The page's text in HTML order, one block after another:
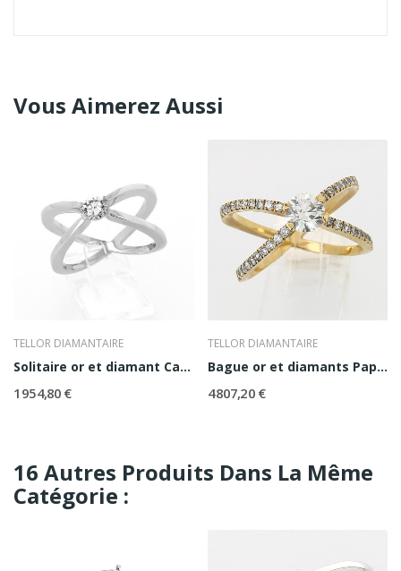
Vous Aimerez Aussi
TELLOR DIAMANTAIRE
Solitaire or et diamant Cassandra
1 954,80 €
TELLOR DIAMANTAIRE
Bague or et diamants Papillon
4 807,20 €
16 Autres Produits Dans La Même
Catégorie :